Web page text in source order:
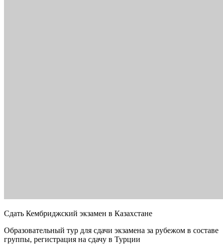
Сдать Кембриджский экзамен в Казахстане
Образовательный тур для сдачи экзамена за рубежом в составе
группы, регистрация на сдачу в Турции